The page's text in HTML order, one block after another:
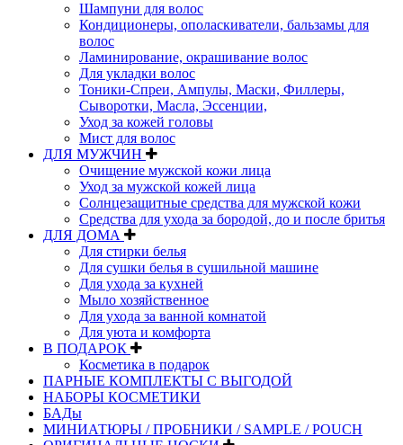
Шампуни для волос
Кондиционеры, ополаскиватели, бальзамы для
волос
Ламинирование, окрашивание волос
Для укладки волос
Тоники-Спреи, Ампулы, Маски, Филлеры,
Сыворотки, Масла, Эссенции,
Уход за кожей головы
Мист для волос
ДЛЯ МУЖЧИН
Очищение мужской кожи лица
Уход за мужской кожей лица
Солнцезащитные средства для мужской кожи
Средства для ухода за бородой, до и после бритья
ДЛЯ ДОМА
Для стирки белья
Для сушки белья в сушильной машине
Для ухода за кухней
Мыло хозяйственное
Для ухода за ванной комнатой
Для уюта и комфорта
В ПОДАРОК
Косметика в подарок
ПАРНЫЕ КОМПЛЕКТЫ С ВЫГОДОЙ
НАБОРЫ КОСМЕТИКИ
БАДы
МИНИАТЮРЫ / ПРОБНИКИ / SAMPLE / POUCH